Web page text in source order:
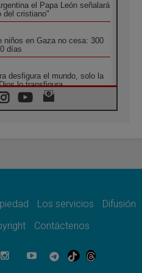
el Papa León señalará
del cristiano"
niños en Gaza no cesa: 300
días
desfigura el mundo, solo la
lo transfigura
de Arte de las
de empoderamiento
del Viaje Apostólico del
Los servicios
Difusión
Contáctenos